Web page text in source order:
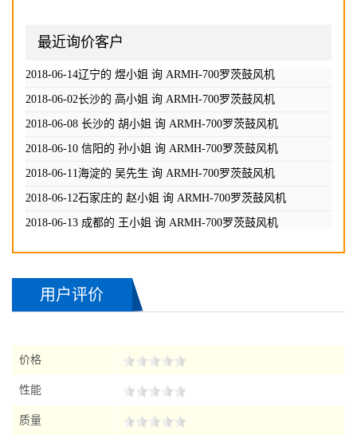
最近询价客户
2018-06-13 成都的 王小姐 询
2018-06-14贵州的 周先生 询 ARMH-700罗茨鼓风机
2018-06-14辽宁的 煜小姐 询 ARMH-700罗茨鼓风机
2018-06-02长沙的 高小姐 询 ARMH-700罗茨鼓风机
2018-06-08 长沙的 胡小姐 询 ARMH-700罗茨鼓风机
2018-06-10 信阳的 孙小姐 询 ARMH-700罗茨鼓风机
2018-06-11海淀的 吴先生 询ARMH-700罗茨鼓风机
2018-06-12石家庄的 赵小姐 询 ARMH-700罗茨鼓风机
2018-06-14辽宁的 煜小姐 询
用户评价
价格
性能
质量